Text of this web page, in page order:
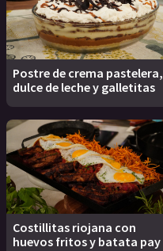
Postre de crema pastelera,
dulce de leche y galletitas
Costillitas riojana con
huevos fritos y batata pay